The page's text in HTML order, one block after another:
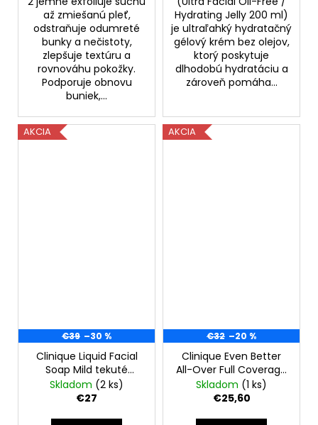
až zmiešanú pleť,
odstraňuje odumreté
bunky a nečistoty,
zlepšuje textúru a
rovnováhu pokožky.
Podporuje obnovu
buniek,...
Hydrating Jelly 200 ml)
je ultraľahký hydratačný
gélový krém bez olejov,
ktorý poskytuje
dlhodobú hydratáciu a
zároveň pomáha...
AKCIA
€39 –30 %
Clinique Liquid Facial
Soap Mild tekuté
mydlo pre suchú a
zmiešanú pleť, 400 ml,
Skladom (2 ks)
€27
AKCIA
€32 –20 %
Clinique Even Better
All-Over Full Coverage
korektor CN28 ivory 6
ml- (bez vrchnáka)
Skladom (1 ks)
€25,60